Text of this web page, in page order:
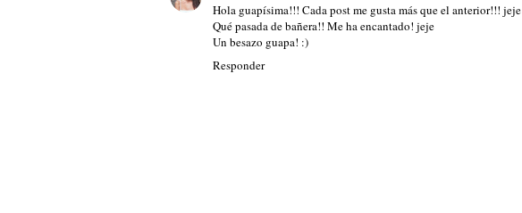
Hola guapísima!!! Cada post me gusta más que el anterior!!! jeje
Qué pasada de bañera!! Me ha encantado! jeje
Un besazo guapa! :)
Responder